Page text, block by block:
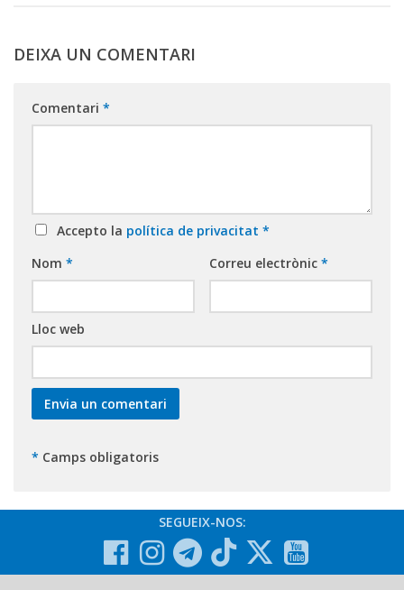
DEIXA UN COMENTARI
Comentari *
Accepto la política de privacitat *
Nom * Correu electrònic *
Lloc web
* Camps obligatoris
SEGUEIX-NOS: